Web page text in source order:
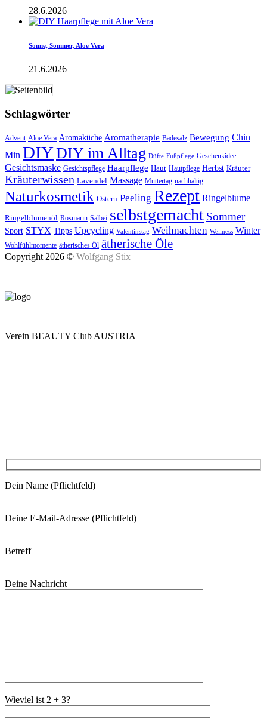
28.6.2026
Sonne, Sommer, Aloe Vera
21.6.2026
Schlagwörter
Advent Aloe Vera Aromaküche Aromatherapie Badesalz Bewegung Chin
Min DIYDIY im Alltag Düfte Fußpflege Geschenkidee
Gesichtsmaske Gesichtspflege Haarpflege Haut Hautpflege Herbst Kräuter
Kräuterwissen Lavendel Massage Muttertag nachhaltig
Naturkosmetik Ostern Peeling Rezept Ringelblume
Ringelblumenöl Rosmarin Salbei selbstgemacht Sommer
Sport STYX Tipps Upcycling Valentinstag Weihnachten Wellness Winter
Wohlfühlmomente ätherisches Öl ätherische Öle
Copyright 2026 © Wolfgang Stix
Verein BEAUTY Club AUSTRIA
Dein Name (Pflichtfeld)
Deine E-Mail-Adresse (Pflichtfeld)
Betreff
Deine Nachricht
Wieviel ist 2 + 3?